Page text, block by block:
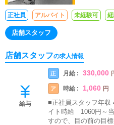
正社員 アルバイト 未経験可
店舗スタッフ
店舗スタッフの求人情報
給与
正 月給 : 330,000
ア 時給 : 1,060 円
■正社員スタッフ年収
イト時給 1060円～
すので、目の前の目